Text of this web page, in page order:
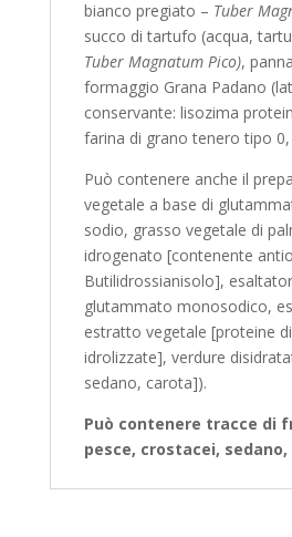
bianco pregiato – Tuber
succo di tartufo (acqua,
Tuber Magnatum Pico),
formaggio Grana Padano
conservante: lisozima
farina di grano tenero tipo
Può contenere anche il
vegetale a base di
sodio, grasso vegetale di
idrogenato [contenente
Butilidrossianisolo],
glutammato monosodico,
estratto vegetale [proteine
idrolizzate], verdure
sedano, carota]).
Può contenere tracce di
pesce, crostacei, sedano,